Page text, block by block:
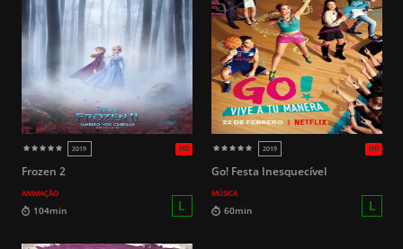
2019
12
Frozen 2
ANIMAÇÃO
Go! Festa Inesquecível
MÚSICA